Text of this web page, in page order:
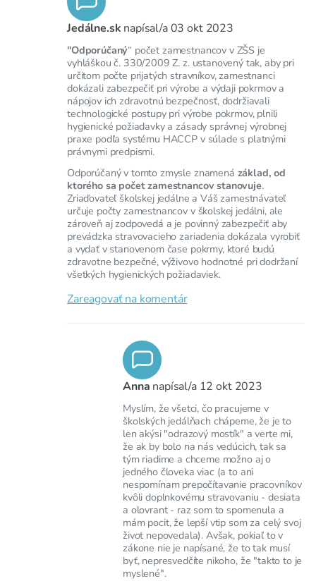
Jedálne.sk napísal/a03 okt 2023
"Odporúčaný“ počet zamestnancov v ZŠS je
vyhláškou č. 330/2009 Z. z. ustanovený tak, aby pri
určitom počte prijatých stravníkov, zamestnanci
dokázali zabezpečiť pri výrobe a výdaji pokrmov a
nápojov ich zdravotnú bezpečnosť, dodržiavali
technologické postupy pri výrobe pokrmov, plnili
hygienické požiadavky a zásady správnej výrobnej
praxe podľa systému HACCP v súlade s platnými
právnymi predpismi.
Odporúčaný v tomto zmysle znamená základ, od
ktorého sa počet zamestnancov stanovuje.
Zriaďovateľ školskej jedálne a Váš zamestnávateľ
určuje počty zamestnancov v školskej jedálni, ale
zároveň aj zodpovedá a je povinný zabezpečiť aby
prevádzka stravovacieho zariadenia dokázala vyrobiť
a vydať v stanovenom čase pokrmy, ktoré budú
zdravotne bezpečné, výživovo hodnotné pri dodržaní
všetkých hygienických požiadaviek.
Zareagovať na komentár
Anna napísal/a 12 okt 2023
Myslím, že všetci, čo pracujeme v
školských jedálňach chápeme, že je to
len akýsi "odrazový mostík" a verte mi,
že ak by bolo na nás vedúcich, tak sa
tým riadime a chceme možno aj o
jedného človeka viac (a to ani
nespomínam prepočítavanie pracovníkov
kvôli doplnkovému stravovaniu - desiata
a olovrant - raz som to spomenula a
mám pocit, že lepší vtip som za celý svoj
život nepovedala). Avšak, pokiaľ to v
zákone nie je napísané, že to tak musí
byť, nepresvedčíte nikoho, že "takto to je
myslené".